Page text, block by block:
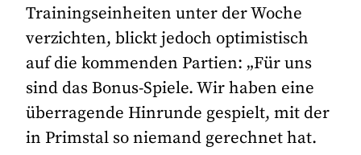
Trainingseinheiten unter der Woche
verzichten, blickt jedoch optimistisch
auf die kommenden Partien: „Für uns
sind das Bonus-Spiele. Wir haben eine
überragende Hinrunde gespielt, mit der
in Primstal so niemand gerechnet hat.